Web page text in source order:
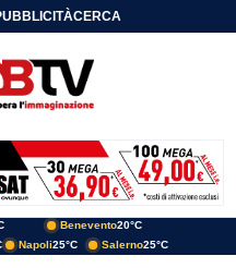
CERCA
Benevento20°C
Napoli25°C Salerno25°C